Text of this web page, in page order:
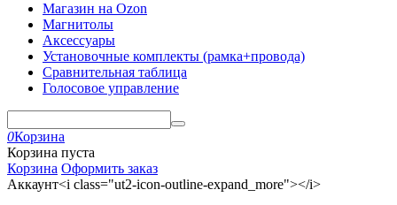
Магазин на Ozon
Магнитолы
Аксессуары
Установочные комплекты (рамка+провода)
Сравнительная таблица
Голосовое управление
0Корзина
Корзина пуста
Корзина Оформить заказ
Аккаунт<i class="ut2-icon-outline-expand_more"></i>